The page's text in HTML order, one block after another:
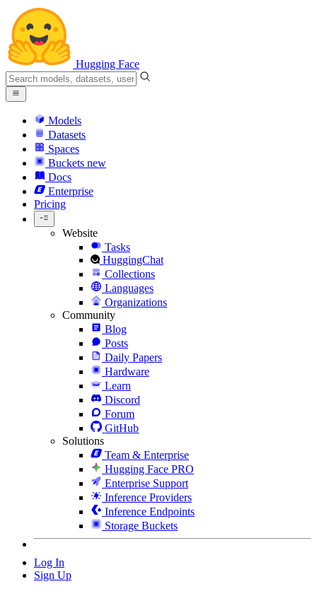
Hugging Face
Models
Datasets
Spaces
Buckets new
Docs
Enterprise
Pricing
Website
Tasks
HuggingChat
Collections
Languages
Organizations
Community
Blog
Posts
Daily Papers
Hardware
Learn
Discord
Forum
GitHub
Solutions
Team & Enterprise
Hugging Face PRO
Enterprise Support
Inference Providers
Inference Endpoints
Storage Buckets
Log In
Sign Up